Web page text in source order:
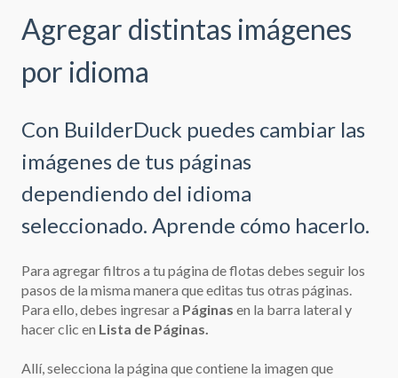
Agregar distintas imágenes
por idioma
Con BuilderDuck puedes cambiar las
imágenes de tus páginas
dependiendo del idioma
seleccionado. Aprende cómo hacerlo.
Para agregar filtros a tu página de flotas debes seguir los
pasos de la misma manera queeditas tus otras páginas.
Para ello, debes ingresar a Páginas en la barra lateral y
hacer clic en Lista de Páginas.
Allí, selecciona la página que contiene la imagen que